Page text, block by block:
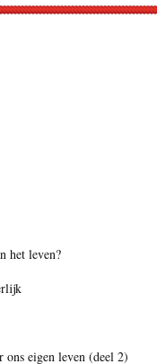
het leven?
ons eigen leven (deel 2)